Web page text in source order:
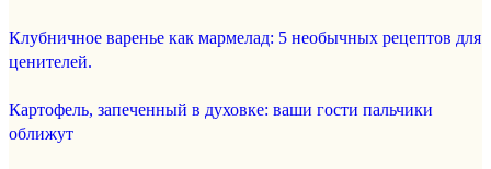
Клубничное варенье как мармелад: 5 необычных рецептов для
ценителей.
Картофель, запеченный в духовке: ваши гости пальчики
оближут